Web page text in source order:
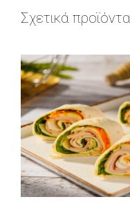
Σχετικά προϊόντα